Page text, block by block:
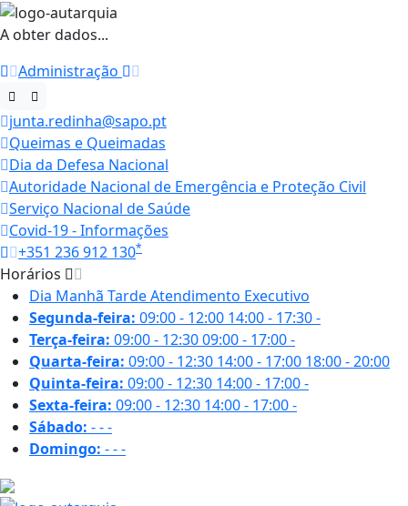
A obter dados...
Administração
junta.redinha@sapo.pt
Queimas e Queimadas
Dia da Defesa Nacional
Autoridade Nacional de Emergência e Proteção Civil
Serviço Nacional de Saúde
Covid-19 - Informações
+351 236 912 130*
Horários
Dia Manhã TardeAtendimento Executivo
Segunda-feira: 09:00 - 12:00 14:00 - 17:30-
Terça-feira: 09:00 - 12:3009:00 - 17:00-
Quarta-feira: 09:00 - 12:30 14:00 - 17:00 18:00 - 20:00
Quinta-feira: 09:00 - 12:30 14:00 - 17:00-
Sexta-feira: 09:00 - 12:30 14:00 - 17:00-
Sábado: ---
Domingo: ---